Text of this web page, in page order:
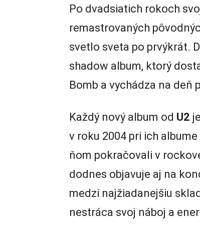
Po dvadsiatich rokoch
remastrovaných
svetlo sveta po prvýkrát.
shadow album, ktorý
Bomb a vychádza na deň
Každý nový album od U2
v roku 2004 pri ich
ňom pokračovali v
dodnes objavuje aj na
medzi najžiadanejšiu
nestráca svoj náboj a